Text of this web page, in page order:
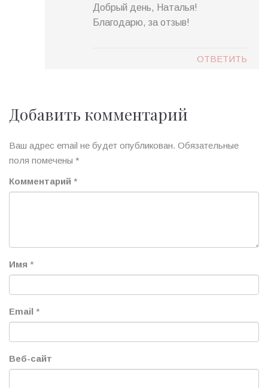
Добрый день, Наталья!
Благодарю, за отзыв!
ОТВЕТИТЬ
Добавить комментарий
Ваш адрес email не будет опубликован. Обязательные
поля помечены *
Комментарий *
Имя *
Email *
Веб-сайт